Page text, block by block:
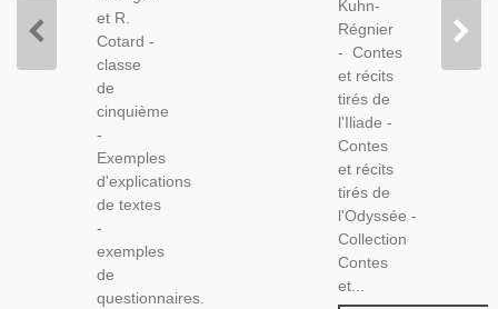
et R.
Cotard -
classe
de
cinquième
-
Exemples
d'explications
de textes
-
exemples
de
questionnaires.
Kuhn-
Régnier
- Contes
et récits
tirés de
l'Iliade -
Contes
et récits
tirés de
l'Odyssée -
Collection
Contes
et...